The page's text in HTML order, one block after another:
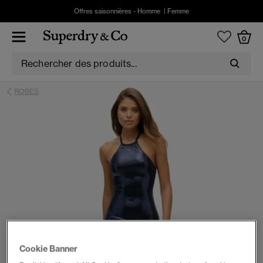
Offres saisonnières - Homme Femme
0
ROBES
Cookie Banner